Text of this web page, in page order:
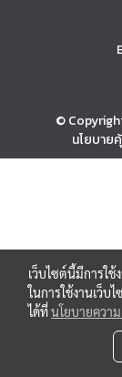
©
นโยบาย
เว็บไซต์นี้มีการใ
ในการใช้งานเว็บ
ได้ที่นโยบายควา